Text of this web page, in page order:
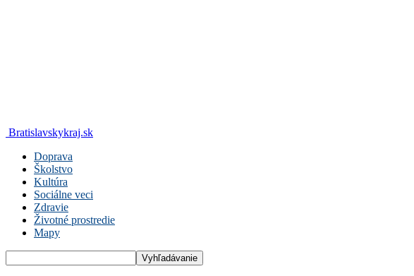
Bratislavskykraj.sk
Doprava
Školstvo
Kultúra
Sociálne veci
Zdravie
Životné prostredie
Mapy